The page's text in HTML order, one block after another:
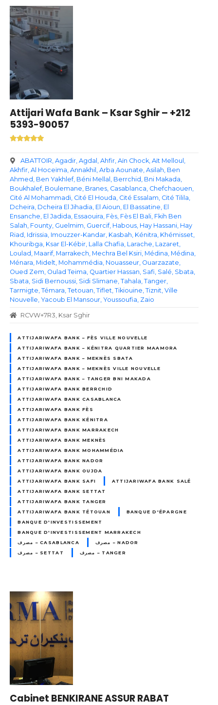
Attijari Wafa Bank – Ksar Sghir – +212
5393-90057
ABATTOIR Agadir Agdal Ahfir Aïn Chock Aït Melloul
Akhfir Al Hoceïma Annakhil Arba Aounate Asilah Ben
Ahmed Ben Yakhlef Béni Mellal Berrchid Bni Makada
Boukhalef Boulemane Branes Casablanca Chefchaouen
Cité Al Mohammadi Cité El Houda Cité Essalam Cité Tilila
Dcheira Dcheira El Jihadia El Aioun El Bassatine El
Ensanche El Jadida Essaouira Fès Fès El Bali Fkih Ben
Salah Founty Guelmim Guercif Habous Hay Hassani Hay
Riad Idrissia Imouzzer-Kandar Kasbah Kénitra Khémisset
Khouribga Ksar El-Kébir Lalla Chafia Larache Lazaret
Loulad Maarif Marrakech Mechra Bel Ksiri Médina Médina
Ménara Midelt Mohammédia Nouasseur Ouarzazate
Oued Zem Oulad Teima Quartier Hassan Safi Salé Sbata
Sbata Sidi Bernoussi Sidi Slimane Tahala Tanger
Tarmigte Témara Tetouan Tiflet Tikiouine Tiznit Ville
Nouvelle Yacoub El Mansour Youssoufia Zaio
RCVW+7R3, Ksar Sghir
ATTIJARIWAFA BANK – FÈS VILLE NOUVELLE
ATTIJARIWAFA BANK – KÉNITRA QUARTIER MAAMORA
ATTIJARIWAFA BANK – MEKNÈS SBATA
ATTIJARIWAFA BANK – MEKNÈS VILLE NOUVELLE
ATTIJARIWAFA BANK – TANGER BNI MAKADA
ATTIJARIWAFA BANK BERRCHID
ATTIJARIWAFA BANK CASABLANCA
ATTIJARIWAFA BANK FÈS
ATTIJARIWAFA BANK KÉNITRA
ATTIJARIWAFA BANK MARRAKECH
ATTIJARIWAFA BANK MEKNÈS
ATTIJARIWAFA BANK MOHAMMÉDIA
ATTIJARIWAFA BANK NADOR
ATTIJARIWAFA BANK OUJDA
ATTIJARIWAFA BANK SAFI
ATTIJARIWAFA BANK SALÉ
ATTIJARIWAFA BANK SETTAT
ATTIJARIWAFA BANK TANGER
ATTIJARIWAFA BANK TÉTOUAN
BANQUE D'ÉPARGNE
BANQUE D'INVESTISSEMENT
BANQUE D'INVESTISSEMENT MARRAKECH
مصرف – CASABLANCA
مصرف – NADOR
مصرف – SETTAT
مصرف – TANGER
Cabinet BENKIRANE ASSUR RABAT